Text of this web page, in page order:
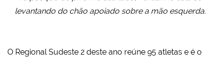
levantando do chão apoiado sobre a mão esquerda.
O Regional Sudeste 2 deste ano reúne 95 atletas e é o